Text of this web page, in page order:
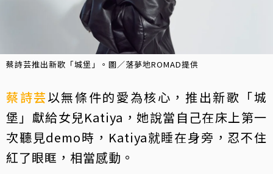
蔡詩芸推出新歌「城堡」。圖／落夢地ROMAD提供
蔡詩芸以無條件的愛為核心，推出新歌「城
堡」獻給女兒Katiya，她說當自己在床上第一
次聽見demo時，Katiya就睡在身旁，忍不住
紅了眼眶，相當感動。